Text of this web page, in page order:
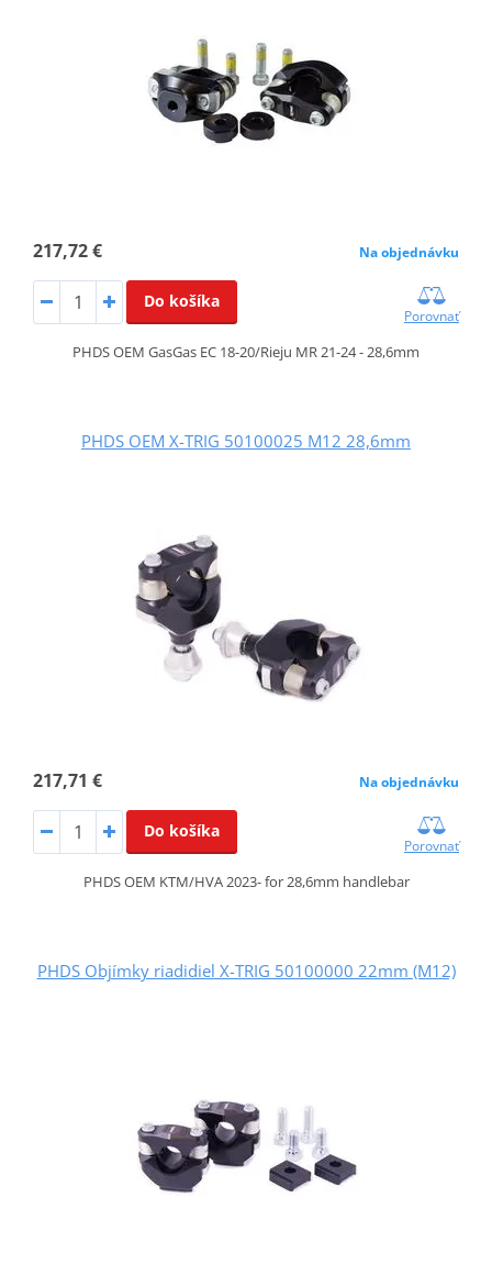
217,72 € Na objednávku
Do košíka
Porovnať
PHDS OEM GasGas EC 18-20/Rieju MR 21-24 - 28,6mm
PHDS OEM X-TRIG 50100025 M12 28,6mm
217,71 € Na objednávku
Do košíka
Porovnať
PHDS OEM KTM/HVA 2023- for 28,6mm handlebar
PHDS Objímky riadidiel X-TRIG 50100000 22mm (M12)